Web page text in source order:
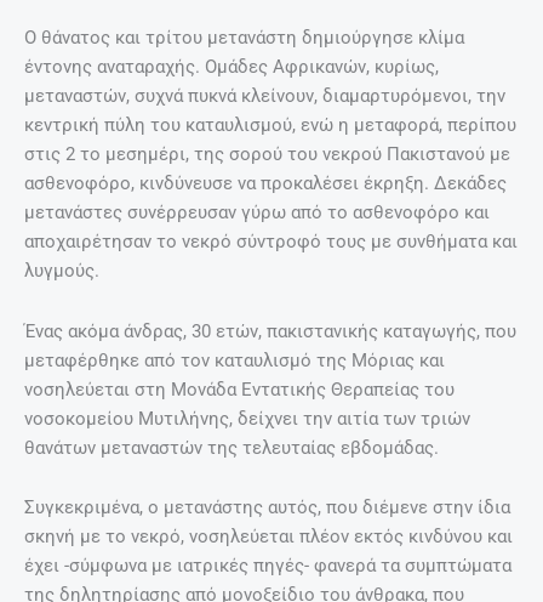
Ο θάνατος και τρίτου μετανάστη δημιούργησε κλίμα
έντονης αναταραχής. Ομάδες Αφρικανών, κυρίως,
μεταναστών, συχνά πυκνά κλείνουν, διαμαρτυρόμενοι, την
κεντρική πύλη του καταυλισμού, ενώ η μεταφορά, περίπου
στις 2 το μεσημέρι, της σορού του νεκρού Πακιστανού με
ασθενοφόρο, κινδύνευσε να προκαλέσει έκρηξη. Δεκάδες
μετανάστες συνέρρευσαν γύρω από το ασθενοφόρο και
αποχαιρέτησαν το νεκρό σύντροφό τους με συνθήματα και
λυγμούς.
Ένας ακόμα άνδρας, 30 ετών, πακιστανικής καταγωγής, που
μεταφέρθηκε από τον καταυλισμό της Μόριας και
νοσηλεύεται στη Μονάδα Εντατικής Θεραπείας του
νοσοκομείου Μυτιλήνης, δείχνει την αιτία των τριών
θανάτων μεταναστών της τελευταίας εβδομάδας.
Συγκεκριμένα, ο μετανάστης αυτός, που διέμενε στην ίδια
σκηνή με το νεκρό, νοσηλεύεται πλέον εκτός κινδύνου και
έχει -σύμφωνα με ιατρικές πηγές- φανερά τα συμπτώματα
της δηλητηρίασης από μονοξείδιο του άνθρακα, που